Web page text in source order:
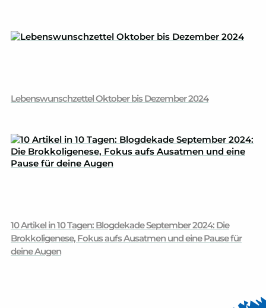
Lebenswunschzettel Oktober bis Dezember 2024
10 Artikel in 10 Tagen: Blogdekade September 2024: Die
Brokkoligenese, Fokus aufs Ausatmen und eine Pause für
deine Augen